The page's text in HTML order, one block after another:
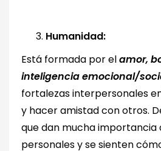
Humanidad:
Está formada por elamor,
inteligencia emocional/
fortalezas interpersonales
y hacer amistad con otros.
que dan mucha importancia
personales y se sienten